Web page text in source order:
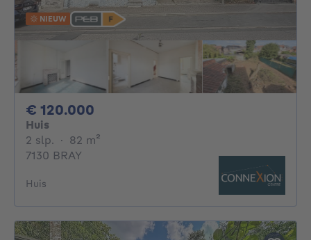
NIEUW
€ 120.000
Huis
2 slp. 2 slaapkamers
· 82 m²
7130 BRAY
Huis